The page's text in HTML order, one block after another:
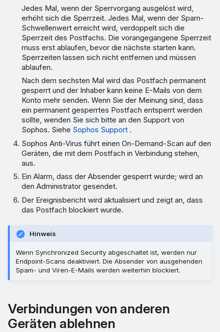
Jedes Mal, wenn der Sperrvorgang ausgelöst wird,
erhöht sich die Sperrzeit. Jedes Mal, wenn der Spam-
Schwellenwert erreicht wird, verdoppelt sich die
Sperrzeit des Postfachs. Die vorangegangene Sperrzeit
muss erst ablaufen, bevor die nächste starten kann.
Sperrzeiten lassen sich nicht entfernen und müssen
ablaufen.
Nach dem sechsten Mal wird das Postfach permanent
gesperrt und der Inhaber kann keine E-Mails von dem
Konto mehr senden. Wenn Sie der Meinung sind, dass
ein permanent gesperrtes Postfach entsperrt werden
sollte, wenden Sie sich bitte an den Support von
Sophos. Siehe Sophos Support .
Sophos Anti-Virus führt einen On-Demand-Scan auf den
Geräten, die mit dem Postfach in Verbindung stehen,
aus.
Ein Alarm, dass der Absender gesperrt wurde; wird an
den Administrator gesendet.
Der Ereignisbericht wird aktualisiert und zeigt an, dass
das Postfach blockiert wurde.
Hinweis
Wenn Synchronized Security abgeschaltet ist, werden nur
Endpoint-Scans deaktiviert. Die Absender von ausgehenden
Spam- und Viren-E-Mails werden weiterhin blockiert.
Verbindungen von anderen
Geräten ablehnen